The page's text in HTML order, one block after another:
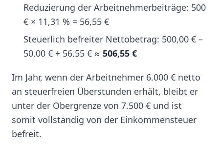
Reduzierung der Arbeitnehmerbeiträge: 500
€ × 11,31 % = 56,55 €
Steuerlich befreiter Nettobetrag: 500,00 € –
50,00 € + 56,55 € ≈ 506,55 €
Im Jahr, wenn der Arbeitnehmer 6.000 € netto
an steuerfreien Überstunden erhält, bleibt er
unter der Obergrenze von 7.500 € und ist
somit vollständig von der Einkommensteuer
befreit.